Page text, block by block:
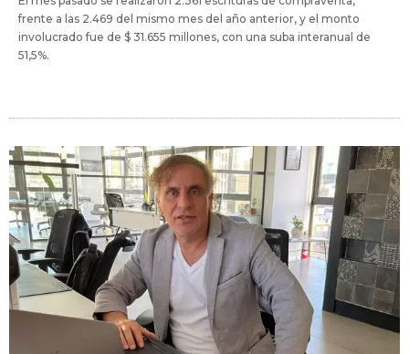
frente a las 2.469 del mismo mes del año anterior, y el monto
involucrado fue de $ 31.655 millones, con una suba interanual de
51,5%.